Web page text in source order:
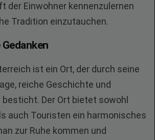
der Einwohner kennenzulernen
Tradition einzutauchen.
ist ein Ort, der durch seine
reiche Geschichte und
Der Ort bietet sowohl
auch Touristen ein harmonisches
zur Ruhe kommen und